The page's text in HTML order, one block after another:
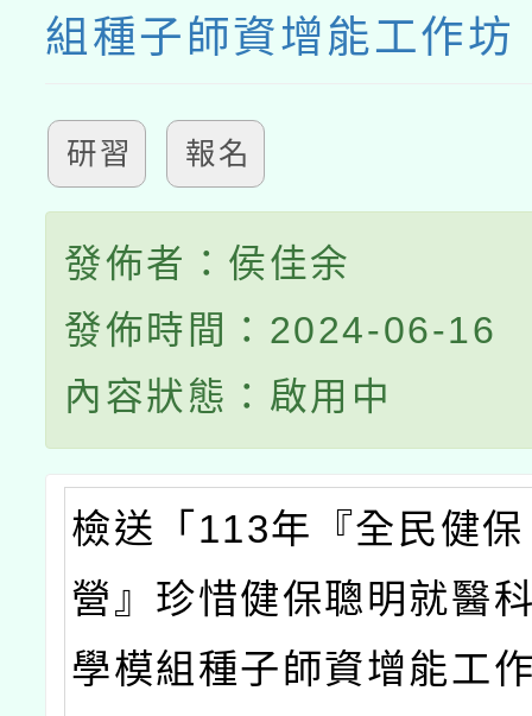
組種子師資增能工作坊
研習 報名
發佈者：侯佳余
發佈時間：2024-06-16
內容狀態：啟用中
檢送「113年『全民健
營』珍惜健保聰明就醫
學模組種子師資增能工